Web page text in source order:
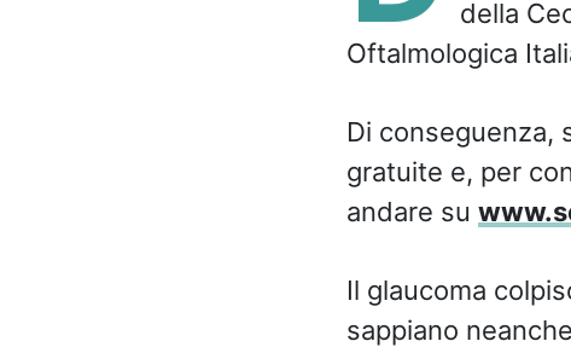
della
Oftalmologica
Di conseguenza,
gratuite e, per
andare su
Il glaucoma
sappiano